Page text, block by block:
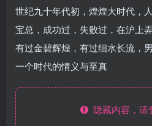
世纪九十年代初，煌煌大时代，
宝总，成功过，失败过，在沪上
有过金碧辉煌，有过细水长流，
一个时代的情义与至真
隐藏内容，请